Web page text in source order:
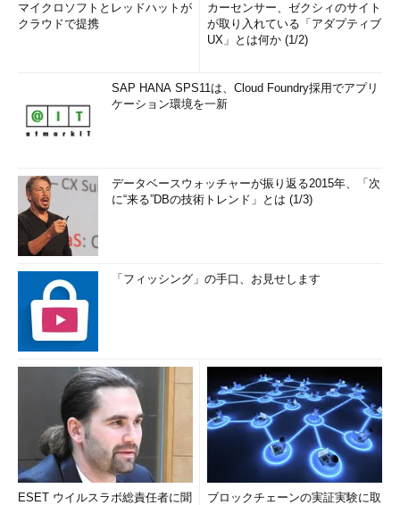
マイクロソフトとレッドハットが
クラウドで提携
カーセンサー、ゼクシィのサイト
が取り入れている「アダプティブ
UX」とは何か (1/2)
SAP HANA SPS11は、Cloud Foundry採用でアプリ
ケーション環境を一新
データベースウォッチャーが振り返る2015年、「次
に“来る”DBの技術トレンド」とは (1/3)
「フィッシング」の手口、お見せします
ESET ウイルスラボ総責任者に聞
ブロックチェーンの実証実験に取